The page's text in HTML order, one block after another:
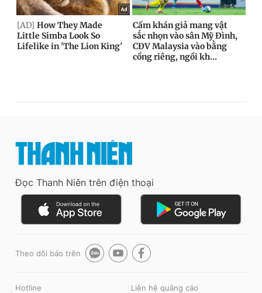
Đọc Thanh Niên trên điện thoại
Theo dõi báo trên
Hotline Liên hệ quảng cáo